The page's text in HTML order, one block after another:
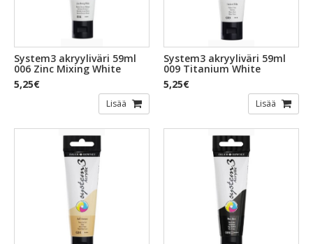
System3 akryyliväri 59ml
006 Zinc Mixing White
5,25€
Lisää
System3 akryyliväri 59ml
009 Titanium White
5,25€
Lisää